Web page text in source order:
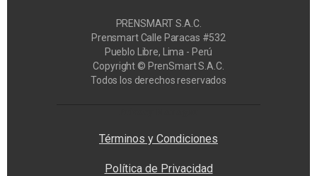
PRENSMART S.A.C.
Prensmart Calle Paracas #532
Pueblo Libre, Lima - Perú
Copyright © PrenSmart S.A.C.
Todos los derechos reservados
Términos y Condiciones
Política de Privacidad